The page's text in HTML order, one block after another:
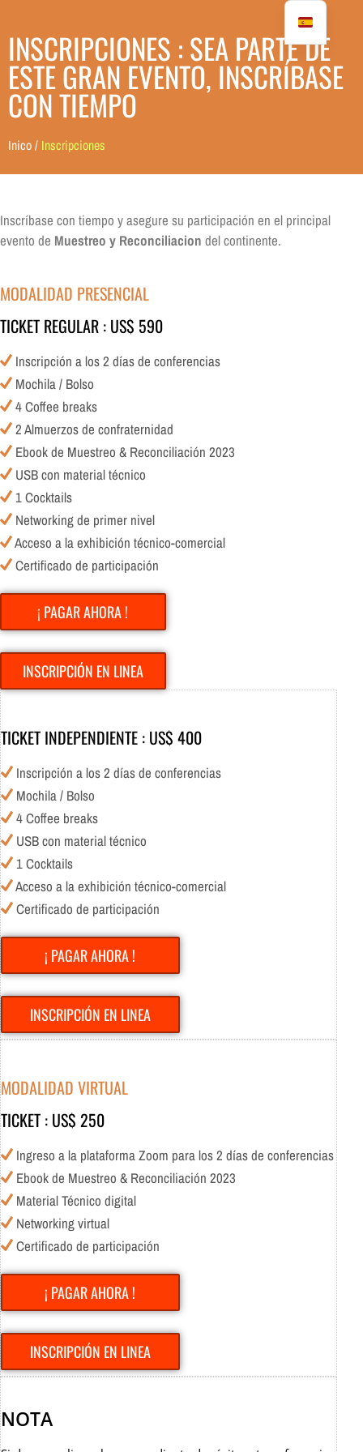
INSCRIPCIONES : SEA PARTE DE
ESTE GRAN EVENTO, INSCRÍBASE
CON TIEMPO
Inico / Inscripciones
Inscríbase con tiempo y asegure su participación en el principal
evento de Muestreo y Reconciliacion del continente.
MODALIDAD PRESENCIAL
TICKET REGULAR : US$ 590
Inscripción a los 2 días de conferencias
Mochila / Bolso
4 Coffee breaks
2 Almuerzos de confraternidad
Ebook de Muestreo & Reconciliación 2023
USB con material técnico
1 Cocktails
Networking de primer nivel
Acceso a la exhibición técnico-comercial
Certificado de participación
¡ PAGAR AHORA !
INSCRIPCIÓN EN LINEA
TICKET INDEPENDIENTE : US$ 400
Inscripción a los 2 días de conferencias
Mochila / Bolso
4 Coffee breaks
USB con material técnico
1 Cocktails
Acceso a la exhibición técnico-comercial
Certificado de participación
¡ PAGAR AHORA !
INSCRIPCIÓN EN LINEA
MODALIDAD VIRTUAL
TICKET : US$ 250
Ingreso a la plataforma Zoom para los 2 días de conferencias
Ebook de Muestreo & Reconciliación 2023
Material Técnico digital
Networking virtual
Certificado de participación
¡ PAGAR AHORA !
INSCRIPCIÓN EN LINEA
NOTA